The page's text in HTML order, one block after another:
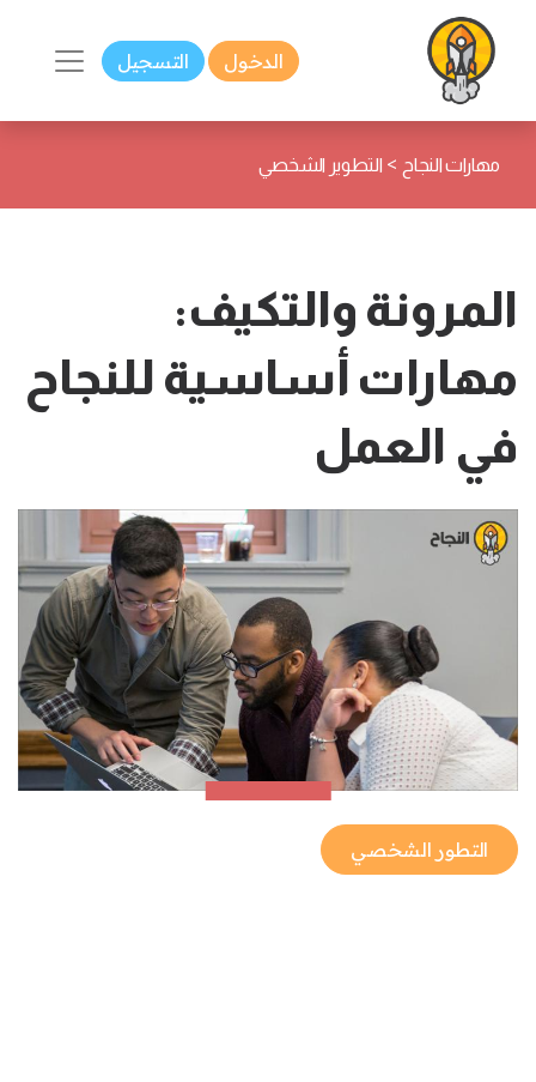
الدخول التسجيل
مهارات النجاح > التطوير الشخصي
المرونة والتكيف:
مهارات أساسية للنجاح
في العمل
التطور الشخصي